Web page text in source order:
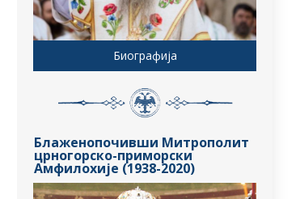
Биографија
Блаженопочивши Митрополит
црногорско-приморски
Амфилохије (1938-2020)